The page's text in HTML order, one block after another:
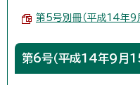
第5号別冊（平成14年9
第6号（平成14年9月